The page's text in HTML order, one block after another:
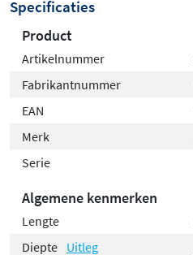
Specificaties
Product
Artikelnummer
Fabrikantnummer
EAN
Merk
Serie
Algemene kenmerken
Lengte
Diepte Uitleg